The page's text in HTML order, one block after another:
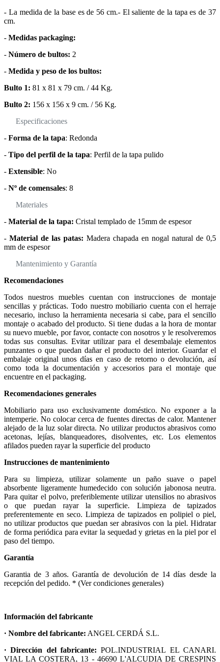
- La medida de la base es de 56 cm.- El saliente de la tapa es de 37
cm.
- Medidas packaging:
- Número de bultos: 2
- Medida y peso de los bultos:
Bulto 1: 81 x 81 x 79 cm. / 44 Kg.
Bulto 2: 156 x 156 x 9 cm. / 56 Kg.
Especificaciones
- Forma de la tapa: Redonda
- Tipo del perfil de la tapa: Perfil de la tapa pulido
- Extensible: No
- Nº de comensales: 8
Materiales
- Material de la tapa: Cristal templado de 15mm de espesor
- Material de las patas: Madera chapada en nogal natural de 0,5
mm de espesor
Mantenimiento y Garantía
Recomendaciones
Todos nuestros muebles cuentan con instrucciones de montaje
sencillas y prácticas. Todo nuestro mobiliario cuenta con el herraje
necesario, incluso la herramienta necesaria si cabe, para el sencillo
montaje o acabado del producto. Si tiene dudas a la hora de montar
su nuevo mueble, por favor, contacte con nosotros y le resolveremos
todas sus consultas. Evitar utilizar para el desembalaje elementos
punzantes o que puedan dañar el producto del interior. Guardar el
embalaje original unos días en caso de retorno o devolución, así
como toda la documentación y accesorios para el montaje que
encuentre en el packaging.
Recomendaciones generales
Mobiliario para uso exclusivamente doméstico. No exponer a la
intemperie. No colocar cerca de fuentes directas de calor. Mantener
alejado de la luz solar directa. No utilizar productos abrasivos como
acetonas, lejías, blanqueadores, disolventes, etc. Los elementos
afilados pueden rayar la superficie del producto
Instrucciones de mantenimiento
Para su limpieza, utilizar solamente un paño suave o papel
absorbente ligeramente humedecido con solución jabonosa neutra.
Para quitar el polvo, preferiblemente utilizar utensilios no abrasivos
o que puedan rayar la superficie. Limpieza de tapizados
preferentemente en seco. Limpieza de tapizados en polipiel o piel,
no utilizar productos que puedan ser abrasivos con la piel. Hidratar
de forma periódica para evitar la sequedad y grietas en la piel por el
paso del tiempo.
Garantía
Garantia de 3 años. Garantía de devolución de 14 días desde la
recepción del pedido. * (Ver condiciones generales)
Información del fabricante
· Nombre del fabricante: ANGEL CERDÁ S.L.
· Dirección del fabricante: POL.INDUSTRIAL EL CANARI.
VIAL LA COSTERA, 13 - 46690 L'ALCUDIA DE CRESPINS